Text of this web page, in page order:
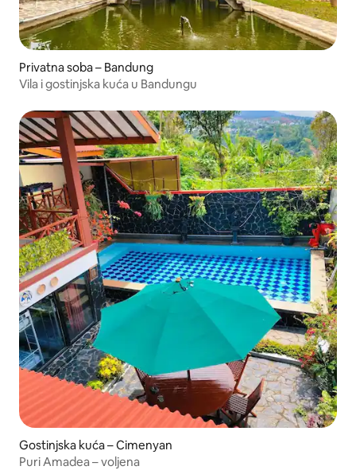
Privatna soba – Bandung
Vila i gostinjska kuća u Bandungu
Gostinjska kuća – Cimenyan
Puri Amadea – voljena